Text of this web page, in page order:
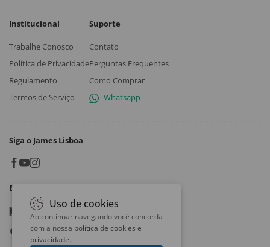
Institucional
Trabalhe Conosco
Política de Privacidade
Regulamento
Termos de Serviço
Suporte
Contato
Perguntas Frequentes
Como Comprar
Whatsapp
Siga o James Lisboa
Baixe o App
Google play
App store
Uso de cookies
Ao continuar navegando você concorda
com a nossa política de cookies e
privacidade.